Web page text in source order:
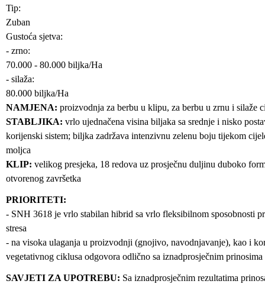
Tip:
Zuban
Gustoća sjetva:
- zrno:
70.000 - 80.000 biljka/Ha
- silaža:
80.000 biljka/Ha
NAMJENA: proizvodnja za berbu u klipu, za berbu u zrnu i silaže
STABLJIKA: vrlo ujednačena visina biljaka sa srednje i nisko
korijenski sistem; biljka zadržava intenzivnu zelenu boju tijekom
moljca
KLIP: velikog presjeka, 18 redova uz prosječnu duljinu duboko
otvorenog završetka
PRIORITETI:
- SNH 3618 je vrlo stabilan hibrid sa vrlo fleksibilnom sposobnosti
stresa
- na visoka ulaganja u proizvodnji (gnojivo, navodnjavanje), kao i
vegetativnog ciklusa odgovora odlično sa iznadprosječnim
SAVJETI ZA UPOTREBU: Sa iznadprosječnim rezultatima